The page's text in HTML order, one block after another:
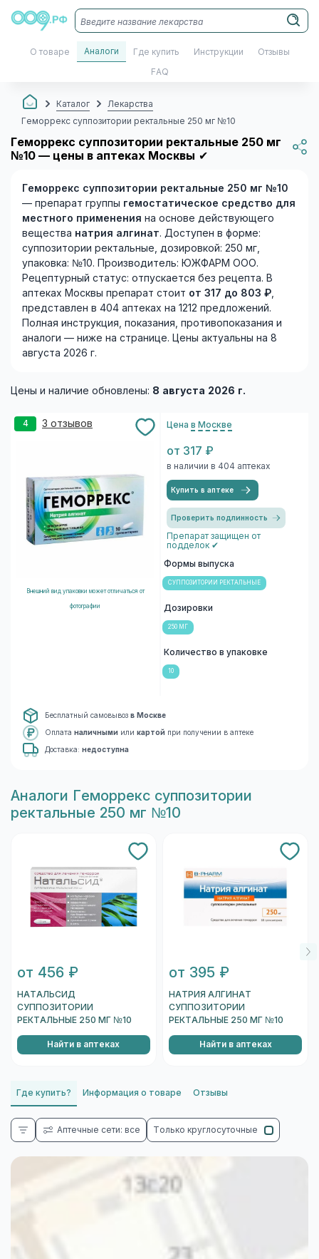
О товаре Аналоги Где купить Инструкции Отзывы
FAQ
Каталог
Лекарства
Геморрекс суппозитории ректальные 250 мг №10
Геморрекс суппозитории ректальные 250 мг
№10 — цены в аптеках Москвы ✔
Геморрекс суппозитории ректальные 250 мг №10
— препарат группы гемостатическое средство для
местного применения на основе действующего
вещества натрия алгинат. Доступен в форме:
суппозитории ректальные, дозировкой: 250 мг,
упаковка: №10. Производитель: ЮЖФАРМ ООО.
Рецептурный статус: отпускается без рецепта. В
аптеках Москвы препарат стоит от 317 до 803 ₽,
представлен в 404 аптеках на 1212 предложений.
Полная инструкция, показания, противопоказания и
аналоги — ниже на странице. Цены актуальны на 8
августа 2026 г.
Цены и наличие обновлены: 8 августа 2026 г.
4 3 отзывов
Внешний вид упаковки может отличаться от
фотографии
Цена в Москве
от 317 ₽
в наличии в 404 аптеках
Купить в аптеке
Проверить подлинность
Препарат защищен от
подделок ✔
Формы выпуска
СУППОЗИТОРИИ РЕКТАЛЬНЫЕ
Дозировки
250 МГ
Количество в упаковке
10
Бесплатный самовывоз в Москве
Оплата наличными или картой при получении в аптеке
Доставка: недоступна
Aналоги Геморрекс суппозитории
ректальные 250 мг №10
от 456 ₽
НАТАЛЬСИД
СУППОЗИТОРИИ
РЕКТАЛЬНЫЕ 250 МГ №10
Найти в аптеках
от 395 ₽
НАТРИЯ АЛГИНАТ
СУППОЗИТОРИИ
РЕКТАЛЬНЫЕ 250 МГ №10
Найти в аптеках
Где купить? Информация о товаре Отзывы
Аптечные сети: все Только круглосуточные